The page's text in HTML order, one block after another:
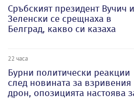
Сръбският президент Вучич и
Зеленски се срещнаха в
Белград, какво си казаха
22 часа
Бурни политически реакции
след новината за взривения
дрон, опозицията настоява